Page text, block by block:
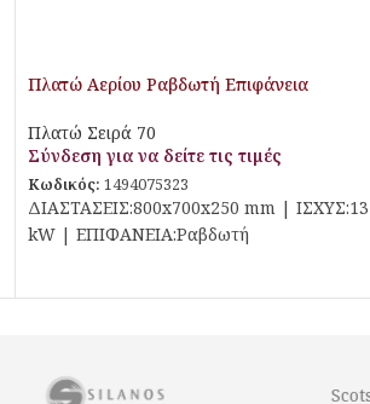
Πλατώ Αερίου Ραβδωτή Επιφάνεια
Πλατώ Σειρά 70
Σύνδεση για να δείτε τις τιμές
Κωδικός: 1494075323
ΔΙΑΣΤΑΣΕΙΣ:800x700x250 mm | ΙΣΧΥΣ:13
kW | ΕΠΙΦΑΝΕΙΑ:Ραβδωτή